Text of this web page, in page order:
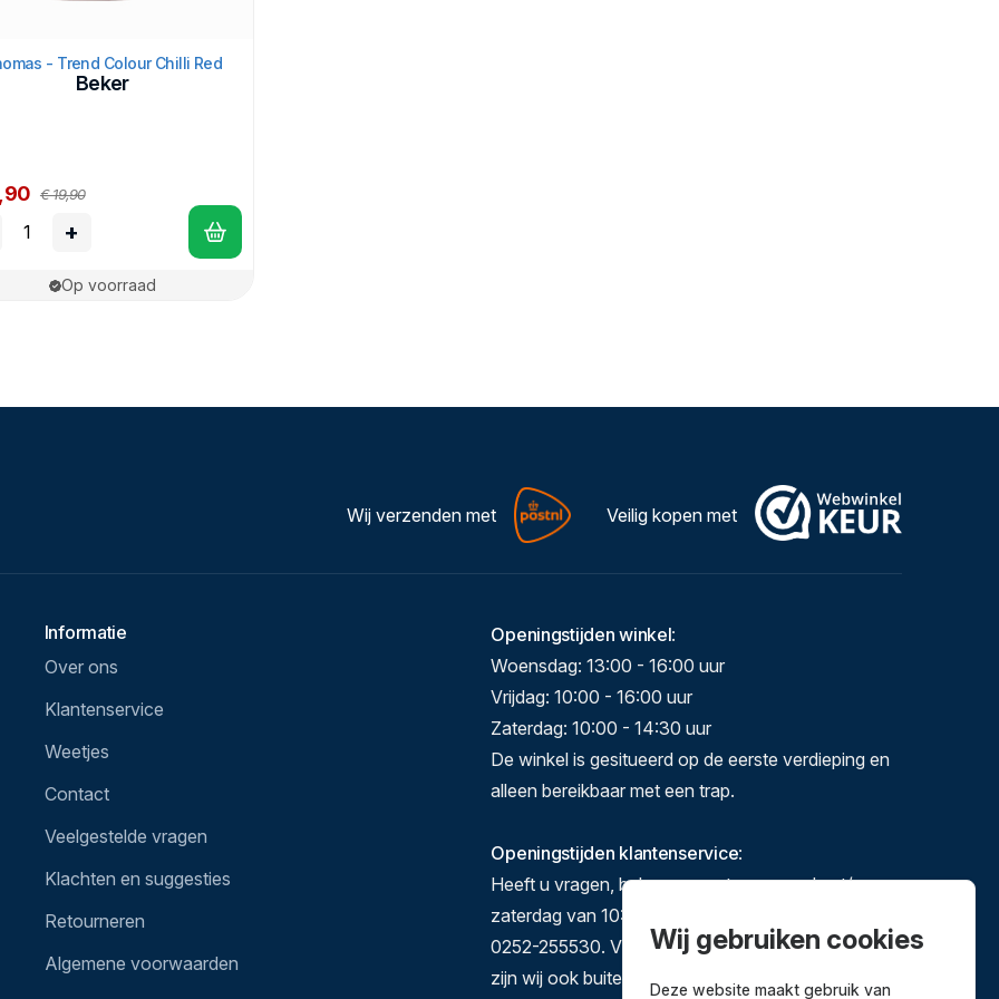
- Trend Colour Chilli Red
Beker
€ 19,90
+
Op voorraad
Wij verzenden met Veilig kopen met
Informatie
Over ons
Klantenservice
Weetjes
Contact
Veelgestelde vragen
Klachten en suggesties
Retourneren
Algemene voorwaarden
Openingstijden winkel:
Woensdag: 13:00 - 16:00 uur
Vrijdag: 10:00 - 16:00 uur
Zaterdag: 10:00 - 14:30 uur
De winkel is gesitueerd op de eerste verdieping en
alleen bereikbaar met een trap.
Openingstijden klantenservice:
Heeft u vragen, bel ons gerust op maandag t/m
zaterdag van 10:00-17:00 op 071-5140892 of
0252-255530. Via e-mail en het contactformulier
zijn wij ook buiten deze tijden te bereiken.
Wij gebruiken cookies
Deze website maakt gebruik van